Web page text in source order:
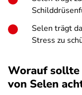
Selen trägt
Stress zu
Worauf sollte
von Selen